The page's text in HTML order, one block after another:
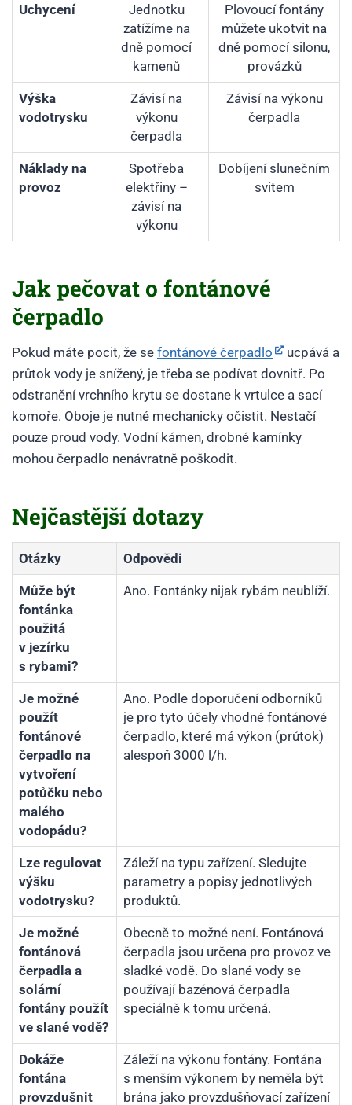
Uchycení
Jednotku
zatížíme na
dně pomocí
kamenů
Plovoucí fontány
můžete ukotvit na
dně pomocí silonu,
provázků
Výška
vodotrysku
Závisí na
výkonu
čerpadla
Závisí na výkonu
čerpadla
Náklady na
provoz
Spotřeba
elektřiny –
závisí na
výkonu
Dobíjení slunečním
svitem
Jak pečovat o fontánové
čerpadlo
Pokud máte pocit, že se fontánové čerpadlo
ucpává a
průtok vody je snížený, je třeba se podívat dovnitř. Po
odstranění vrchního krytu se dostane k vrtulce a sací
komoře. Oboje je nutné mechanicky očistit. Nestačí
pouze proud vody. Vodní kámen, drobné kamínky
mohou čerpadlo nenávratně poškodit.
Nejčastější dotazy
Otázky Odpovědi
Může být
fontánka
použitá
v jezírku
s rybami?
Ano. Fontánky nijak rybám neublíží.
Je možné
použít
fontánové
čerpadlo na
vytvoření
potůčku nebo
malého
vodopádu?
Ano. Podle doporučení odborníků
je pro tyto účely vhodné fontánové
čerpadlo, které má výkon (průtok)
alespoň 3000 l/h.
Lze regulovat
výšku
vodotrysku?
Záleží na typu zařízení. Sledujte
parametry a popisy jednotlivých
produktů.
Je možné
fontánová
čerpadla a
solární
fontány použít
ve slané vodě?
Obecně to možné není. Fontánová
čerpadla jsou určena pro provoz ve
sladké vodě. Do slané vody se
používají bazénová čerpadla
speciálně k tomu určená.
Dokáže
fontána
provzdušnit
Záleží na výkonu fontány. Fontána
s menším výkonem by neměla být
brána jako provzdušňovací zařízení